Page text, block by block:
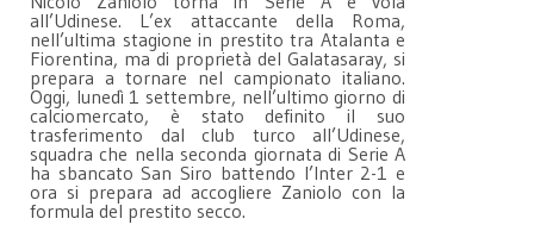
all’Udinese. L’ex attaccante della Roma,
nell’ultima stagione in prestito tra Atalanta e
Fiorentina, ma di proprietà del Galatasaray, si
prepara a tornare nel campionato italiano.
Oggi, lunedì 1 settembre, nell’ultimo giorno di
calciomercato, è stato definito il suo
trasferimento dal club turco all’Udinese,
squadra che nella seconda giornata di Serie A
ha sbancato San Siro battendo l’Inter 2-1 e
ora si prepara ad accogliere Zaniolo con la
formula del prestito secco.